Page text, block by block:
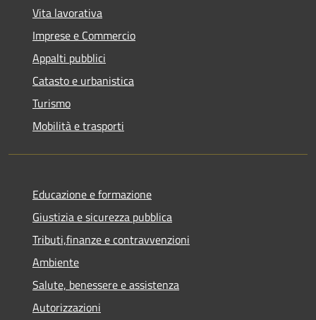
Vita lavorativa
Imprese e Commercio
Appalti pubblici
Catasto e urbanistica
Turismo
Mobilità e trasporti
Educazione e formazione
Giustizia e sicurezza pubblica
Tributi,finanze e contravvenzioni
Ambiente
Salute, benessere e assistenza
Autorizzazioni